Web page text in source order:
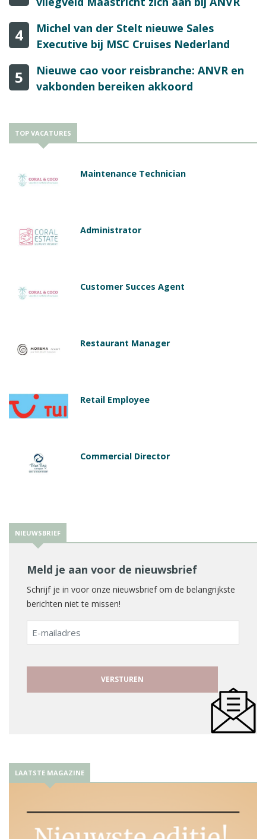
4
Michel van der Stelt nieuwe Sales
Executive bij MSC Cruises Nederland
5
Nieuwe cao voor reisbranche: ANVR en
vakbonden bereiken akkoord
TOP VACATURES
Maintenance Technician
Administrator
Customer Succes Agent
Restaurant Manager
Retail Employee
Commercial Director
NIEUWSBRIEF
Meld je aan voor de nieuwsbrief
Schrijf je in voor onze nieuwsbrief om de belangrijkste
berichten niet te missen!
E-
mailadres
LAATSTE MAGAZINE